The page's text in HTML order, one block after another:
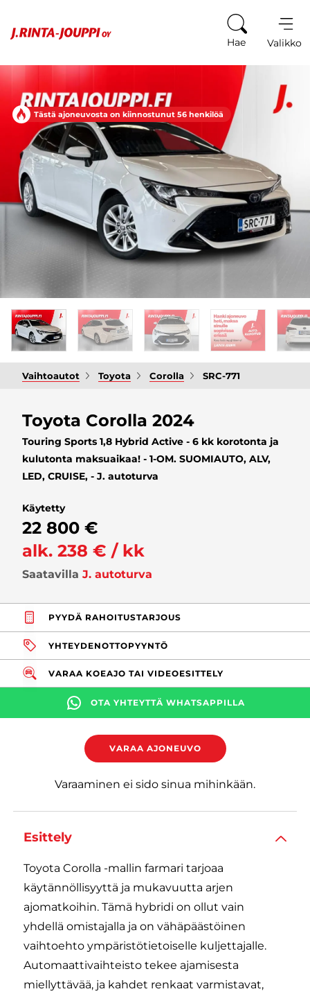
Hae Valikko
Tästä ajoneuvosta on kiinnostunut 56 henkilöä
Vaihtoautot Toyota Corolla SRC-771
Toyota Corolla 2024
Touring Sports 1,8 Hybrid Active - 6 kk korotonta ja
kulutonta maksuaikaa! - 1-OM. SUOMIAUTO, ALV,
LED, CRUISE, - J. autoturva
Käytetty
22 800 €
alk. 238 € / kk
Saatavilla J. autoturva
PYYDÄ RAHOITUSTARJOUS
YHTEYDENOTTOPYYNTÖ
VARAA KOEAJO TAI VIDEOESITTELY
OTA YHTEYTTÄ WHATSAPPILLA
VARAA AJONEUVO
Varaaminen ei sido sinua mihinkään.
Esittely
Toyota Corolla -mallin farmari tarjoaa
käytännöllisyyttä ja mukavuutta arjen
ajomatkoihin. Tämä hybridi on ollut vain
yhdellä omistajalla ja on vähäpäästöinen
vaihtoehto ympäristötietoiselle kuljettajalle.
Automaattivaihteisto tekee ajamisesta
miellyttävää, ja kahdet renkaat varmistavat,